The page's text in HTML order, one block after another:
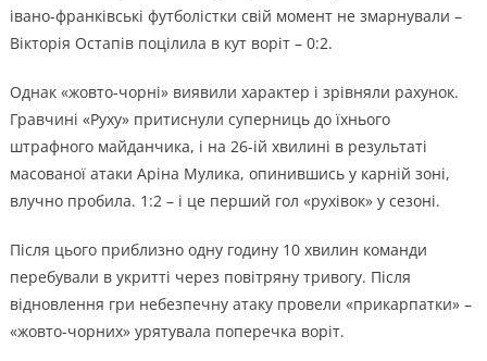
івано-франківські футболістки свій момент не змарнували –
Вікторія Остапів поцілила в кут воріт – 0:2.
Однак «жовто-чорні» виявили характер і зрівняли рахунок.
Гравчині «Руху» притиснули суперниць до їхнього
штрафного майданчика, і на 26-ій хвилині в результаті
масованої атаки Аріна Мулика, опинившись у карній зоні,
влучно пробила. 1:2 – і це перший гол «рухівок» у сезоні.
Після цього приблизно одну годину 10 хвилин команди
перебували в укритті через повітряну тривогу. Після
відновлення гри небезпечну атаку провели «прикарпатки» –
«жовто-чорних» урятувала поперечка воріт.